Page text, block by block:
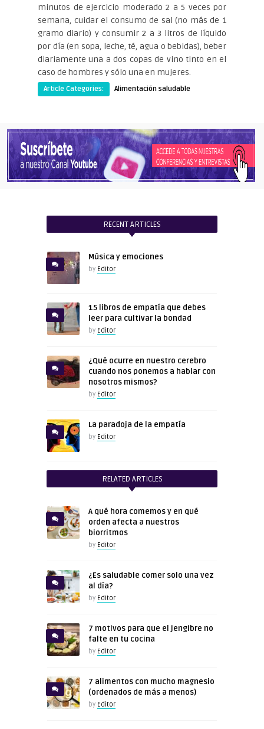
minutos de ejercicio moderado 2 a 5 veces por
semana, cuidar el consumo de sal (no más de 1
gramo diario) y consumir 2 a 3 litros de líquido
por día (en sopa, leche, té, agua o bebidas), beber
diariamente una a dos copas de vino tinto en el
caso de hombres y sólo una en mujeres.
Article Categories: Alimentación saludable
RECENT ARTICLES
Música y emociones
by Editor
15 libros de empatía que debes
leer para cultivar la bondad
by Editor
¿Qué ocurre en nuestro cerebro
cuando nos ponemos a hablar con
nosotros mismos?
by Editor
La paradoja de la empatía
by Editor
RELATED ARTICLES
A qué hora comemos y en qué
orden afecta a nuestros
biorritmos
by Editor
¿Es saludable comer solo una vez
al día?
by Editor
7 motivos para que el jengibre no
falte en tu cocina
by Editor
7 alimentos con mucho magnesio
(ordenados de más a menos)
by Editor